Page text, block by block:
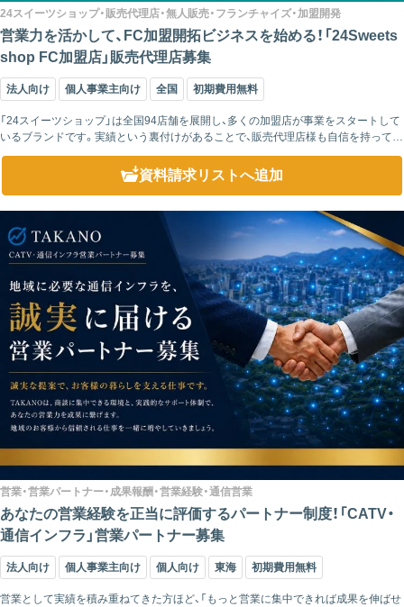
24スイーツショップ・販売代理店・無人販売・フランチャイズ・加盟開発
営業力を活かして、FC加盟開拓ビジネスを始める！「24Sweets
shop FC加盟店」販売代理店募集
法人向け 個人事業主向け 全国 初期費用無料
「24スイーツショップ」は全国94店舗を展開し、多くの加盟店が事業をスタートして
いるブランドです。実績という裏付けがあることで、販売代理店様も自信を持って提
案を進められます。 さらに、24時間営業の無人販売モデルに加え、人気スイー...
資料請求リストへ追加
営業・営業パートナー・成果報酬・営業経験・通信営業
あなたの営業経験を正当に評価するパートナー制度！「CATV・
通信インフラ」営業パートナー募集
法人向け 個人事業主向け 個人向け 東海 初期費用無料
営業として実績を積み重ねてきた方ほど、「もっと営業に集中できれば成果を伸ばせ